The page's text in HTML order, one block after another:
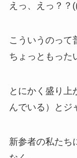
えっ、えっ？？
こういうのって
ちょっともっ
とにかく盛り上
んでいる）とジ
新参者の私たち